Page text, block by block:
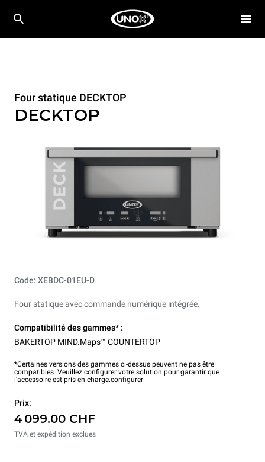
Four statique DECKTOP
DECKTOP
Code: XEBDC-01EU-D
Four statique avec commande numérique intégrée.
Compatibilité des gammes* :
BAKERTOP MIND.Maps™ COUNTERTOP
*Certaines versions des gammes ci-dessus peuvent ne pas être
compatibles. Veuillez configurer votre solution pour garantir que
l'accessoire est pris en charge.configurer
Prix:
4 099.00 CHF
TVA et expédition exclues